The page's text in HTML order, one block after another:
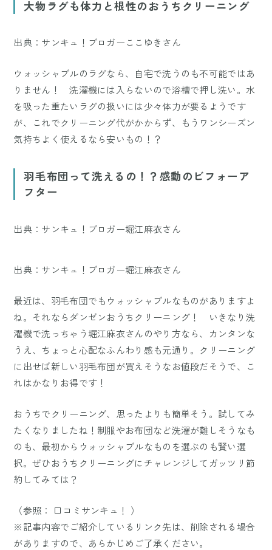
大物ラグも体力と根性のおうちクリーニング
出典：サンキュ！ブロガーここゆきさん
ウォッシャブルのラグなら、自宅で洗うのも不可能ではあ
りません！ 洗濯機には入らないので浴槽で押し洗い。水
を吸った重たいラグの扱いには少々体力が要るようです
が、これでクリーニング代がかからず、もうワンシーズン
気持ちよく使えるなら安いもの！？
羽毛布団って洗えるの！？感動のビフォーア
フター
出典：サンキュ！ブロガー堀江麻衣さん
出典：サンキュ！ブロガー堀江麻衣さん
最近は、羽毛布団でもウォッシャブルなものがありますよ
ね。それならダンゼンおうちクリーニング！ いきなり洗
濯機で洗っちゃう堀江麻衣さんのやり方なら、カンタンな
うえ、ちょっと心配なふんわり感も元通り。クリーニング
に出せば新しい羽毛布団が買えそうなお値段だそうで、こ
れはかなりお得です！
おうちでクリーニング、思ったよりも簡単そう。試してみ
たくなりましたね！制服やお布団など洗濯が難しそうなも
のも、最初からウォッシャブルなものを選ぶのも賢い選
択。ぜひおうちクリーニングにチャレンジしてガッツリ節
約してみては？
（参照： 口コミサンキュ！ ）
※記事内容でご紹介しているリンク先は、削除される場合
がありますので、あらかじめご了承ください。